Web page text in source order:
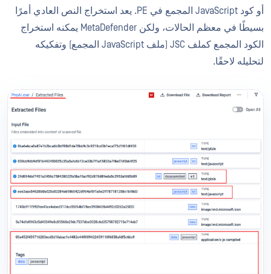
أو كود JavaScript المجمع في PE. يعد استخراج النص العادي أمرًا
بسيطًا في معظم الحالات، ولكن MetaDefender يمكنه استخراج
الكود المجمع كملف JSC (ملف JavaScript المجمع) وتفكيكه
لتحليله لاحقًا.